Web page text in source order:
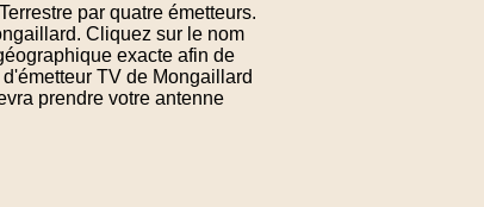
par quatre émetteurs.
Cliquez sur le nom
exacte afin de
TV de Mongaillard
prendre votre antenne